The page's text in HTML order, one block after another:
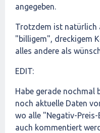
angegeben.
Trotzdem ist natürlich
"billigem", dreckigem
alles andere als
EDIT:
Habe gerade nochmal
noch aktuelle Daten
wo alle "Negativ-
auch kommentiert